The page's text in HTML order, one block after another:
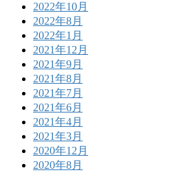
2022年10月
2022年8月
2022年1月
2021年12月
2021年9月
2021年8月
2021年7月
2021年6月
2021年4月
2021年3月
2020年12月
2020年8月